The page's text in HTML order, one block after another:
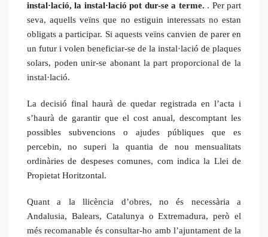
instal·lació, la instal·lació pot dur-se a terme. . Per part
seva, aquells veïns que no estiguin interessats no estan
obligats a participar. Si aquests veïns canvien de parer en
un futur i volen beneficiar-se de la instal·lació de plaques
solars, poden unir-se abonant la part proporcional de la
instal·lació.
La decisió final haurà de quedar registrada en l’acta i
s’haurà de garantir que el cost anual, descomptant les
possibles subvencions o ajudes públiques que es
percebin, no superi la quantia de nou mensualitats
ordinàries de despeses comunes, com indica la Llei de
Propietat Horitzontal.
Quant a la llicència d’obres, no és necessària a
Andalusia, Balears, Catalunya o Extremadura, però el
més recomanable és consultar-ho amb l’ajuntament de la